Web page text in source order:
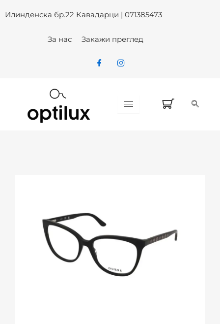
toИлинденска бр.22 Кавадарци | 071385473
За нас Закажи преглед